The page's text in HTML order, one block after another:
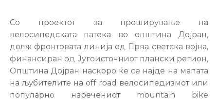
Настани
Со проектот за проширување на
велосипедската патека во општина Дојран,
долж фронтовата линија од Прва светска војна,
финансиран од Југоисточниот плански регион,
Општина Дојран наскоро ќе се најде на мапата
на љубителите на off road велосипедизмот или
популарно наречениот mountain bike